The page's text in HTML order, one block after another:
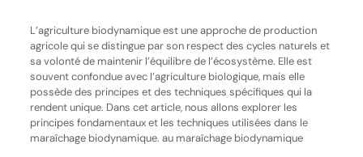
L’agriculture biodynamique est une approche de production
agricole qui se distingue par son respect des cycles naturels et
sa volonté de maintenir l’équilibre de l’écosystème. Elle est
souvent confondue avec l’agriculture biologique, mais elle
possède des principes et des techniques spécifiques qui la
rendent unique. Dans cet article, nous allons explorer les
principes fondamentaux et les techniques utilisées dans le
maraîchage biodynamique. au maraîchage biodynamique